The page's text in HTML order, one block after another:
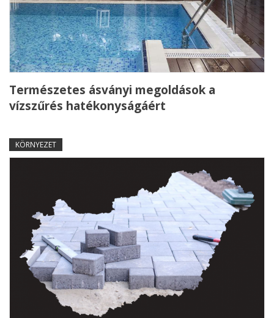
Természetes ásványi megoldások a
vízszűrés hatékonyságáért
KÖRNYEZET